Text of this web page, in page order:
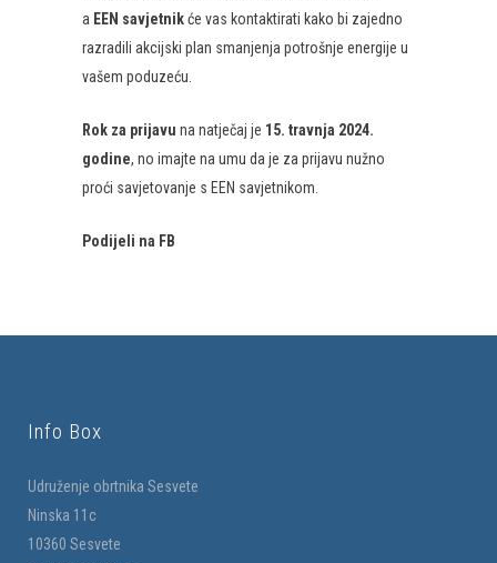
a EEN savjetnikće vas kontaktirati kako bi zajedno
razradili akcijski plan smanjenja potrošnje energije u
vašem poduzeću.
Rok za prijavu na natječaj je 15. travnja 2024.
godine, no imajte na umu da je za prijavu nužno
proći savjetovanje s EEN savjetnikom.
Podijeli na FB
Info Box
Udruženje obrtnika Sesvete
Ninska 11c
10360 Sesvete